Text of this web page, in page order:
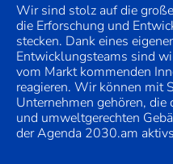
Wir sind stolz auf die
die Erforschung und
stecken. Dank eines
Entwicklungsteams sind
vom Markt kommenden
reagieren. Wir können mit
Unternehmen gehören, die
und umweltgerechten
der Agenda 2030.am